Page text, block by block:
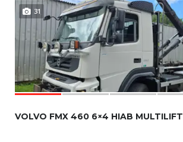
31
VOLVO FMX 460 6×4 HIAB MULTILIFT